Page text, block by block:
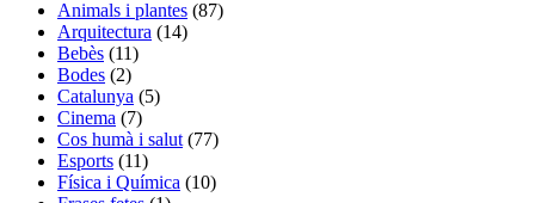
Animals i plantes (87)
Arquitectura (14)
Bebès (11)
Bodes (2)
Catalunya (5)
Cinema (7)
Cos humà i salut (77)
Esports (11)
Física i Química (10)